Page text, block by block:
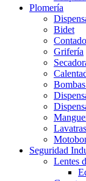
Plomería
Bidet
Grifería
Seguridad
Lentes